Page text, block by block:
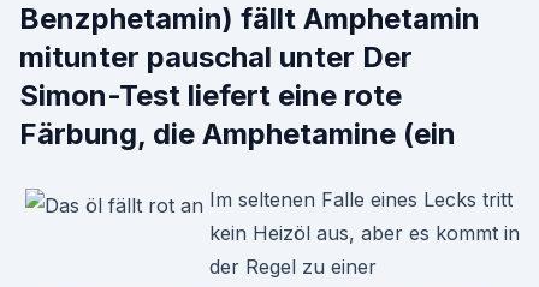
Benzphetamin) fällt Amphetamin
mitunter pauschal unter Der
Simon-Test liefert eine rote
Färbung, die Amphetamine (ein
Im seltenen Falle eines Lecks tritt
kein Heizöl aus, aber es kommt in
der Regel zu einer